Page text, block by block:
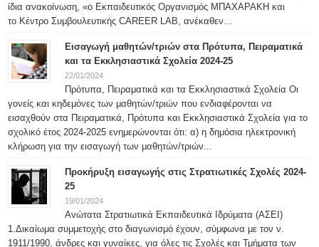
ίδια ανακοίνωση, «ο Εκπαιδευτικός Οργανισμός ΜΠΑΧΑΡΑΚΗ και
το Κέντρο Συμβουλευτικής CAREER LAB, ανέκαθεν...
Εισαγωγή μαθητών/τριών στα Πρότυπα, Πειραματικά
και τα Εκκλησιαστικά Σχολεία 2024-25
22/01/2024
Πρότυπα, Πειραματικά και τα Εκκλησιαστικά Σχολεία Οι
γονείς και κηδεμόνες των μαθητών/τριών που ενδιαφέρονται να
εισαχθούν στα Πειραματικά, Πρότυπα και Εκκλησιαστικά Σχολεία για το
σχολικό έτος 2024-2025 ενημερώνονται ότι: α) η δημόσια ηλεκτρονική
κλήρωση για την εισαγωγή των μαθητών/τριών...
Προκήρυξη εισαγωγής στις Στρατιωτικές Σχολές 2024-
25
19/01/2024
Ανώτατα Στρατιωτικά Εκπαιδευτικά Ιδρύματα (ΑΣΕΙ)
1.Δικαίωμα συμμετοχής στο διαγωνισμό έχουν, σύμφωνα με τον ν.
1911/1990, άνδρες και γυναίκες, για όλες τις Σχολές και Τμήματα των